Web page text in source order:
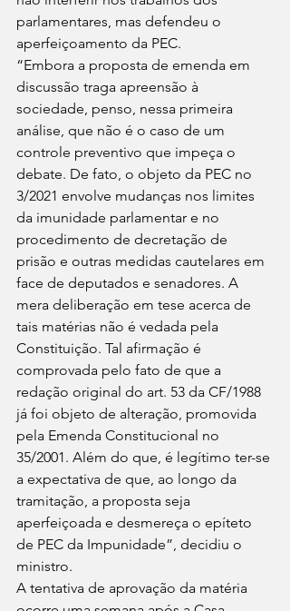
parlamentares, mas defendeu o
aperfeiçoamento da PEC.
“Embora a proposta de emenda em
discussão traga apreensão à
sociedade, penso, nessa primeira
análise, que não é o caso de um
controle preventivo que impeça o
debate. De fato, o objeto da PEC no
3/2021 envolve mudanças nos limites
da imunidade parlamentar e no
procedimento de decretação de
prisão e outras medidas cautelares em
face de deputados e senadores. A
mera deliberação em tese acerca de
tais matérias não é vedada pela
Constituição. Tal afirmação é
comprovada pelo fato de que a
redação original do art. 53 da CF/1988
já foi objeto de alteração, promovida
pela Emenda Constitucional no
35/2001. Além do que, é legítimo ter-se
a expectativa de que, ao longo da
tramitação, a proposta seja
aperfeiçoada e desmereça o epíteto
de PEC da Impunidade”, decidiu o
ministro.
A tentativa de aprovação da matéria